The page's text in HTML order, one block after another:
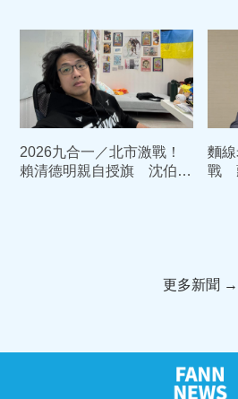
2026九合一／北市激戰！
賴清德明親自授旗 沈伯洋
麵線
戰
更多新聞 →